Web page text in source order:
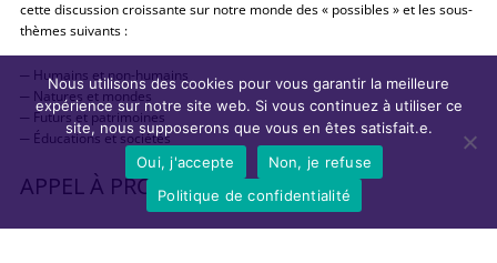
cette discussion croissante sur notre monde des « possibles » et les sous-
thèmes suivants :
─ Humains et non-humains
─ Natures et mondes
─ Futurs et patrimoines
─ Éducations et sociétés
APPEL À PROPOSITIONS
Il est demandé aux contributeurs d’identifier les propositions avec l’un des
Nous utilisons des cookies pour vous garantir la meilleure
expérience sur notre site web. Si vous continuez à utiliser ce
site, nous supposerons que vous en êtes satisfait.e.
Oui, j'accepte
Non, je refuse
Politique de confidentialité